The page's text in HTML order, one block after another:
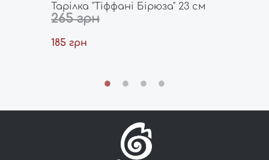
Тарілка "Тіффані Бірюза" 23 см
265 грн
185 грн